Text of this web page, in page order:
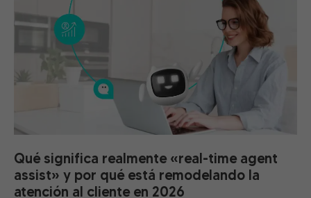
Qué significa realmente «real-time agent
assist» y por qué está remodelando la
atención al cliente en 2026